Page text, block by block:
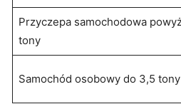
Przyczepa samochodowa
tony
Samochód osobowy do 3,5 tony